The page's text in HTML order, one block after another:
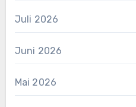
Juli 2026
Juni 2026
Mai 2026